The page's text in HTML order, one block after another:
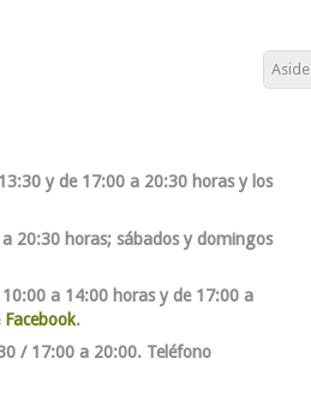
Aside
y de 17:00 a 20:30 horas y los
20:30 horas; sábados y domingos
a 14:00 horas y de 17:00 a
.
/ 17:00 a 20:00. Teléfono